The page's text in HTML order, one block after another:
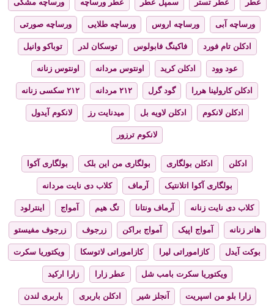
عطر عطر تستر سمپل عطر عطر ورساچه ورساچه مشکی
ورساچه آبی ورساچه اروس ورساچه طلایی ورساچه صورتی
ادکلن تام فورد فاکینگ فابولوس توسکان لدر توباکو وانیل
عود وود ادکلن کرید اونتوس مردانه اونتوس زنانه
ادکلن کارولینا هررا گود گرل ۲۱۲ مردانه ۲۱۲ سکسی زنانه
ادکلن لانکوم ادکلن لاویه بل میدنایت رز لانکوم آیدول
لانکوم ترزور
ادکلن ادکلن بولگاری بولگاری من این بلک بولگاری آکوا
بولگاری آکوا اتلانتیک آرماف کلاب دی نایت مردانه
کلاب دی نایت زنانه آرماف ونتانا تگ هیم آمواج اینترلود
هانر زنانه آمواج اپیک آمواج براکن زرجوف زرجوف مفیستو
بوکت آیدل کازاموراتی لیرا کازاموراتی لاتوسکا ویکتوریا سکرت
ویکتوریا سکرت بامب شل عطر زارا زارا ارکید
زارا بلو من اسپریت آنجلز شیر ادکلن باربری باربری لندن